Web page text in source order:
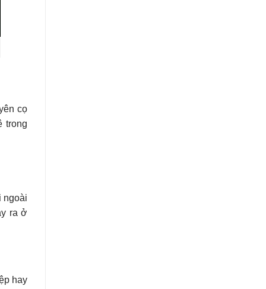
cọ
trong
ngoài
ra ở
hay